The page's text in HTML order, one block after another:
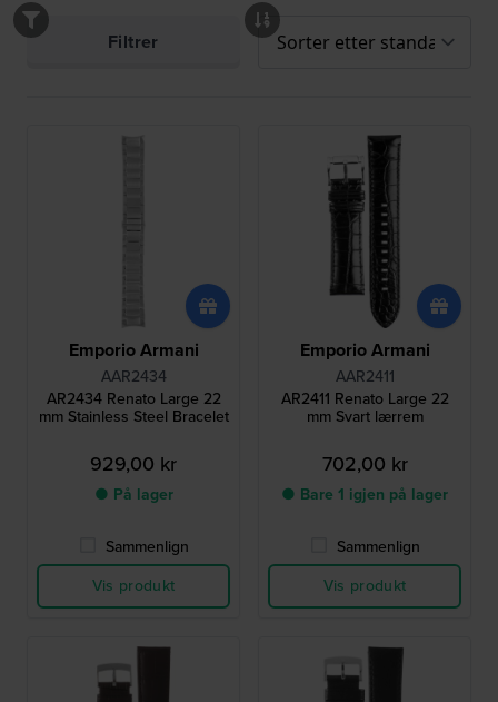
Filtrer
Emporio Armani
AAR2434
AR2434 Renato Large 22
mm Stainless Steel Bracelet
929,00 kr
● På lager
Sammenlign
Vis produkt
Emporio Armani
AAR2411
AR2411 Renato Large 22
mm Svart lærrem
702,00 kr
● Bare 1 igjen på lager
Sammenlign
Vis produkt